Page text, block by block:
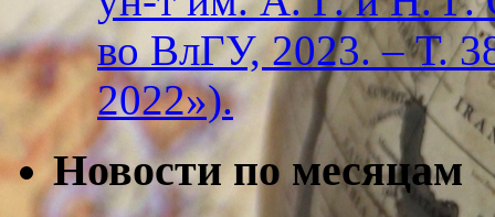
во ВлГУ, 2023. – Т.
2022»).
Новости по месяцам